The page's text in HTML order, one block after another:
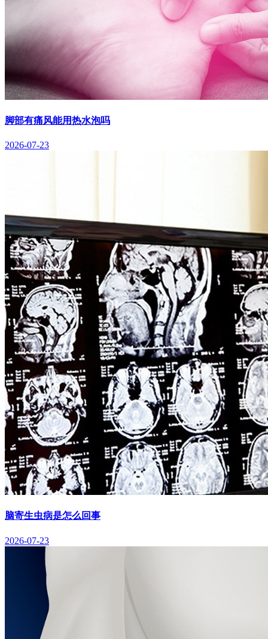
脚部有痛风能用热水泡吗
2026-07-23
脑寄生虫病是怎么回事
2026-07-23